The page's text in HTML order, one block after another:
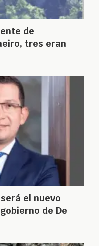
de
tres eran
el nuevo
de De